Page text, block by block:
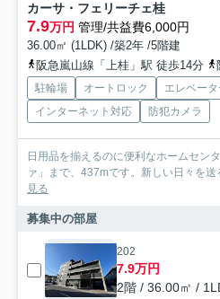
カーサ・フェリーチェ桂
7.9万円 管理/共益費6,000円
36.00㎡ (1LDK) /築2年 /5階建
阪急嵐山線「上桂」駅 徒歩14分
駐輪場 オートロック エレベータ
インターネット対応
防犯カメラ
日用品を揃えるのに便利なホームセン
ァ」まで、437mです。新しい日々を
見る
募集中の部屋
202
7.9万円
2階 / 36.00㎡ /